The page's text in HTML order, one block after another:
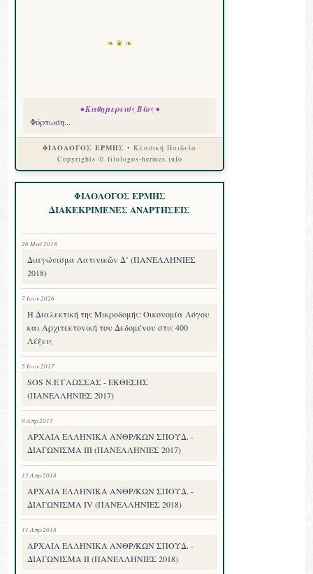
❧ ❦ ❧
• Καθημερινός Βίος •
Φόρτωση...
ΦΙΛΟΛΟΓΟΣ ΕΡΜΗΣ • Κλασική Παιδεία
Copyrights © filologos-hermes.info
ΦΙΛΟΛΟΓΟΣ ΕΡΜΗΣ
ΔΙΑΚΕΚΡΙΜΕΝΕΣ ΑΝΑΡΤΗΣΕΙΣ
26 Μαΐ 2018
Διαγώνισμα Λατινικῶν Δ’ (ΠΑΝΕΛΛΗΝΙΕΣ
2018)
7 Ιουν 2026
Η Διαλεκτική της Μικροδομής: Οικονομία Λόγου
και Αρχιτεκτονική του Δεδομένου στις 400
Λέξεις
5 Ιουν 2017
SOS Ν.Ε ΓΛΩΣΣΑΣ - ΕΚΘΕΣΗΣ
(ΠΑΝΕΛΛΗΝΙΕΣ 2017)
9 Απρ 2017
ΑΡΧΑΙΑ ΕΛΛΗΝΙΚΑ ΑΝΘΡ/ΚΩΝ ΣΠΟΥΔ. -
ΔΙΑΓΩΝΙΣΜΑ III (ΠΑΝΕΛΛΗΝΙΕΣ 2017)
13 Απρ 2018
ΑΡΧΑΙΑ ΕΛΛΗΝΙΚΑ ΑΝΘΡ/ΚΩΝ ΣΠΟΥΔ. -
ΔΙΑΓΩΝΙΣΜΑ IV (ΠΑΝΕΛΛΗΝΙΕΣ 2018)
11 Απρ 2018
ΑΡΧΑΙΑ ΕΛΛΗΝΙΚΑ ΑΝΘΡ/ΚΩΝ ΣΠΟΥΔ. -
ΔΙΑΓΩΝΙΣΜΑ II (ΠΑΝΕΛΛΗΝΙΕΣ 2018)